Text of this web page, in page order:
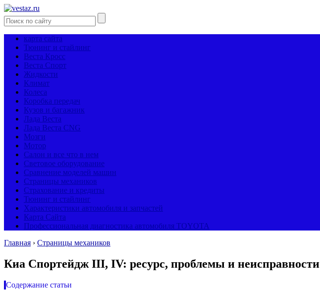
карта сайта
Тюнинг и стайлинг
Веста Кросс
Веста Спорт
Жидкости
Климат
Колеса
Коробка передач
Кузов и багажник
Лада Веста
Лада Веста CNG
Мозги
Мотор
Салон и все что в нем
Световое оборудование
Сравнение моделей машин
Страницы механиков
Страхование и кредиты
Тюнинг и стайлинг
Характеристики автомобиля и запчастей
Карта Сайта
Профессиональная диагностика автомобиля TOYOTA
Главная › Страницы механиков
Киа Спортейдж III, IV: ресурс, проблемы и неисправности
Содержание статьи